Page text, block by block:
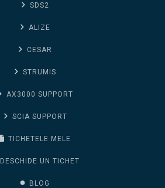
SDS2
ALIZE
CESAR
STRUMIS
AX3000 SUPPORT
SCIA SUPPORT
TICHETELE MELE
DESCHIDE UN TICHET
BLOG